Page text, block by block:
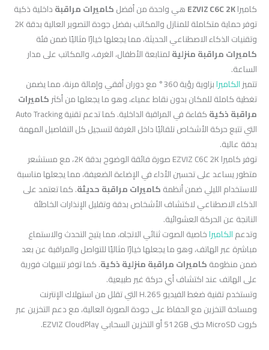
كاميراEZVIZ C6C 2Kهي واحدة من أفضلكاميرات مراقبةداخلية ذكية
توفر حماية متكاملة للمنازل والمكاتب بفضل جودة التصوير العالية بدقة 2K
وتقنيات الذكاء الاصطناعي الحديثة، مما يجعلها خيارًا مثاليًا ضمن فئة
كاميرات مراقبة منزليةلمتابعة الأطفال، الغرف، والمكاتب على مدار
الساعة.
تتميزالكاميرا
بزاوية رؤية 360° مع دوران أفقي وإمالة مرنة، مما يضمن
تغطية كاملة للمكان بدون نقاط عمياء، وهو ما يجعلها من أكثركاميرات
مراقبة ذكية
كفاءة في المراقبة الداخلية. كما تدعم تقنية Auto Tracking
التي تتبع حركة الأشخاص تلقائيًا داخل الغرفة لتسجيل كل التفاصيل المهمة
بدقة عالية.
توفر كاميرا EZVIZ C6C 2K صورة فائقة الوضوح بدقة 2K، مع مستشعر
متطور يساعد على تحسين الأداء في الإضاءة الضعيفة، مما يجعلها مناسبة
للاستخدام الليلي ضمن أنظمةكاميرات مراقبة حديثة. كما تعتمد على
الذكاء الاصطناعي لاكتشاف الأشخاص بدقة وتقليل الإنذارات الخاطئة
الناتجة عن الحركة العشوائية.
وتدعمالكاميراخاصية الصوت ثنائي الاتجاه، مما يتيح التحدث والاستماع
مباشرة عبر الهاتف، وهو ما يجعلها خيارًا مثاليًا للتواصل والمراقبة عن بعد
ضمن منظومةكاميرات مراقبة منزلية ذكية. كما توفر تنبيهات فورية
على الهاتف عند اكتشاف أي حركة غير طبيعية.
وتستخدم تقنية ضغط الفيديو H.265 التي تقلل من استهلاك الإنترنت
ومساحة التخزين مع الحفاظ على جودة الصورة العالية، مع دعم التخزين عبر
كروت MicroSD حتى 512GB أو التخزين السحابي EZVIZ CloudPlay.